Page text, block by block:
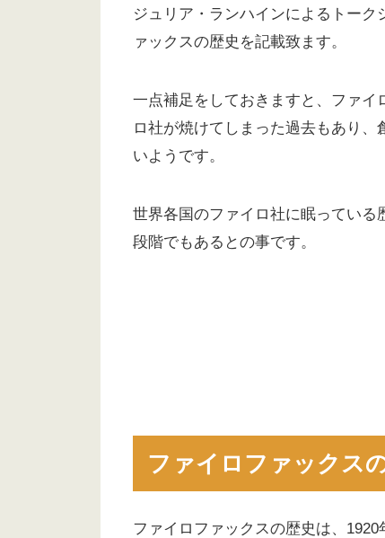
ジュリア・ランハインによるトー
ァックスの歴史を記載致ます。
一点補足をしておきますと、ファイ
ロ社が焼けてしまった過去もあり
いようです。
世界各国のファイロ社に眠っている
段階でもあるとの事です。
ファイロファックス
ファイロファックスの歴史は、